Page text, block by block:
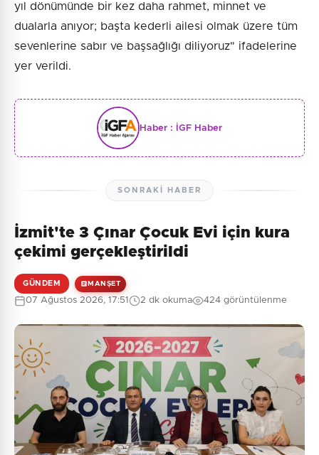
yıl dönümünde bir kez daha rahmet, minnet ve
dualarla anıyor; başta kederli ailesi olmak üzere tüm
sevenlerine sabır ve başsağlığı diliyoruz" ifadelerine
yer verildi.
Haber : İGF Haber
SONRAKI HABER
İzmit'te 3 Çınar Çocuk Evi için kura
çekimi gerçekleştirildi
GÜNDEM MANŞET
07 Ağustos 2026, 17:51 2 dk okuma 424 görüntülenme